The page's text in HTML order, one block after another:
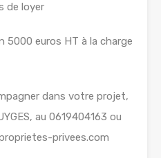
de loyer
5000 euros HT à la charge
dans votre projet,
au 0619404163 ou
privees.com